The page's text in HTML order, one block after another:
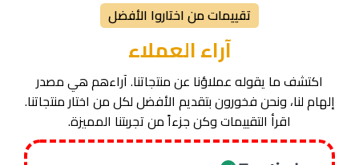
تقييمات من اختاروا الأفضل
آراء العملاء
اكتشف ما يقوله عملاؤنا عن منتجاتنا. آراءهم هي مصدر
إلهام لنا، ونحن فخورون بتقديم الأفضل لكل من اختار منتجاتنا.
اقرأ التقييمات وكن جزءاً من تجربتنا المميزة.